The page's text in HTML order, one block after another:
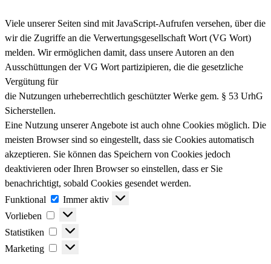
Viele unserer Seiten sind mit JavaScript-Aufrufen versehen, über die
wir die Zugriffe an die Verwertungsgesellschaft Wort (VG Wort)
melden. Wir ermöglichen damit, dass unsere Autoren an den
Ausschüttungen der VG Wort partizipieren, die die gesetzliche
Vergütung für
die Nutzungen urheberrechtlich geschützter Werke gem. § 53 UrhG
Sicherstellen.
Eine Nutzung unserer Angebote ist auch ohne Cookies möglich. Die
meisten Browser sind so eingestellt, dass sie Cookies automatisch
akzeptieren. Sie können das Speichern von Cookies jedoch
deaktivieren oder Ihren Browser so einstellen, dass er Sie
benachrichtigt, sobald Cookies gesendet werden.
Funktional
Funktional
Immer aktiv
Vorlieben
Vorlieben
Statistiken
Statistiken
Marketing
Marketing